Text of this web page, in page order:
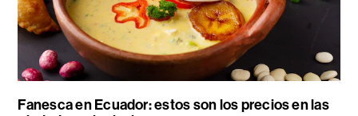
Fanesca en Ecuador: estos son los precios en las